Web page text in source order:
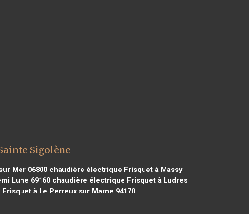
Sigolène
Mer 06800chaudière électrique Frisquet à Massy
Lune 69160 chaudière électrique Frisquet à Ludres
à Le Perreux sur Marne 94170